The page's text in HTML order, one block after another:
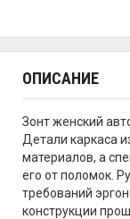
ОПИСАНИЕ
Зонт женский
Детали каркаса
материалов, а
его от поломок.
требований
конструкции